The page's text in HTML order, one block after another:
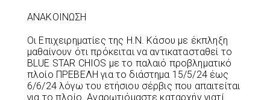
ΑΝΑΚΟΙΝΩΣΗ
Οι Επιχειρηματίες της Η.Ν. Κάσου με έκπληξη
μαθαίνουν ότι πρόκειται να αντικατασταθεί το
BLUE STAR CHIOS με το παλαιό προβληματικό
πλοίο ΠΡΕΒΕΛΗ για το διάστημα 15/5/24 έως
6/6/24 λόγω του ετήσιου σέρβις που απαιτείται
για το πλοίο. Αναρωτιόμαστε καταρχήν γιατί